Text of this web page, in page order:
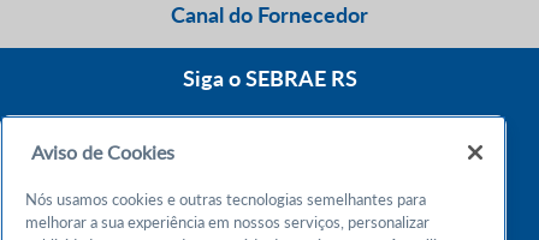
Canal do Fornecedor
Siga o SEBRAE RS
Atendimento 24h
Aviso de Cookies
Nós usamos cookies e outras tecnologias semelhantes para
melhorar a sua experiência em nossos serviços, personalizar